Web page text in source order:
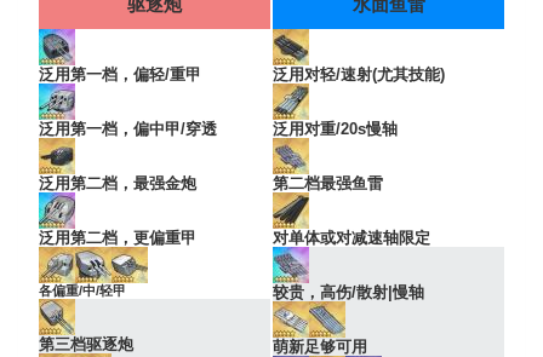
泛用第一档，偏轻/重甲
泛用第一档，偏中甲/穿透
泛用第二档，最强金炮
泛用第二档，更偏重甲
各偏重/中/轻甲
第三档驱逐炮
泛用对轻/速射(尤其技能)
泛用对重/20s慢轴
第二档最强鱼雷
对单体或对减速轴限定
较贵，高伤/散射|慢轴
萌新足够可用